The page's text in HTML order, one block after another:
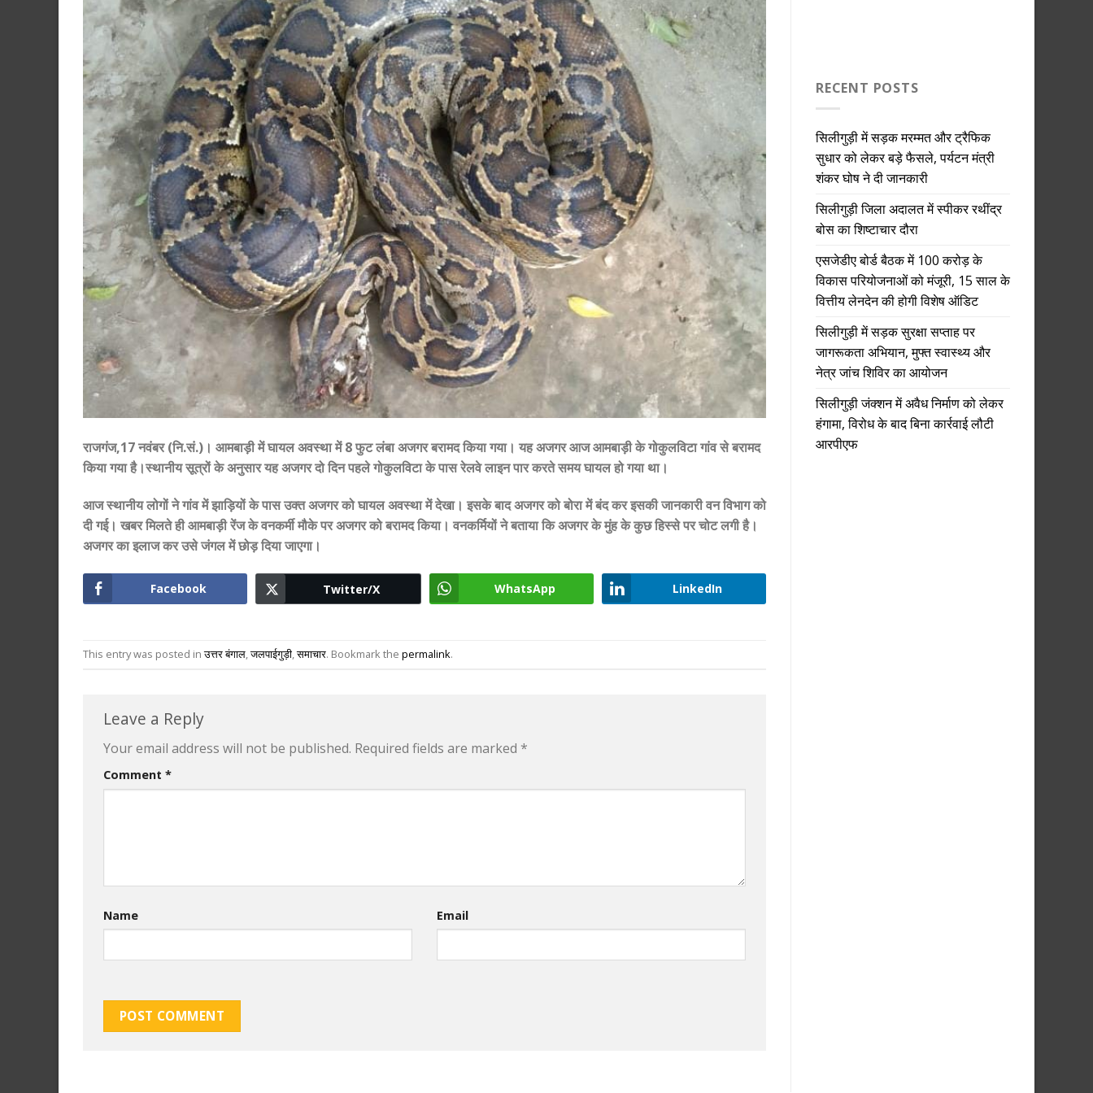
राजगंज,17 नवंबर (नि.सं.)। आमबाड़ी में घायल अवस्था में 8 फुट लंबा अजगर बरामद किया गया। यह अजगर आज आमबाड़ी के गोकुलविटा गांव से बरामद
किया गया है।स्थानीय सूत्रों के अनुसार यह अजगर दो दिन पहले गोकुलविटा के पास रेलवे लाइन पार करते समय घायल हो गया था।
आज स्थानीय लोगों ने गांव में झाड़ियों के पास उक्त अजगर को घायल अवस्था में देखा। इसके बाद अजगर को बोरा में बंद कर इसकी जानकारी वन विभाग को
दी गई। खबर मिलते ही आमबाड़ी रेंज के वनकर्मी मौके पर अजगर को बरामद किया। वनकर्मियों ने बताया कि अजगर के मुंह के कुछ हिस्से पर चोट लगी है।
अजगर का इलाज कर उसे जंगल में छोड़ दिया जाएगा।
Facebook Twitter/X WhatsApp LinkedIn
This entry was posted inउत्तर बंगाल,जलपाईगुड़ी,समाचार. Bookmark the permalink.
Leave a Reply
Your email address will not be published. Required fields are marked *
Comment *
Name Email
RECENT POSTS
सिलीगुड़ी में सड़क मरम्मत और ट्रैफिक
सुधार को लेकर बड़े फैसले, पर्यटन मंत्री
शंकर घोष ने दी जानकारी
सिलीगुड़ी जिला अदालत में स्पीकर रथींद्र
बोस का शिष्टाचार दौरा
एसजेडीए बोर्ड बैठक में 100 करोड़ के
विकास परियोजनाओं को मंजूरी, 15 साल के
वित्तीय लेनदेन की होगी विशेष ऑडिट
सिलीगुड़ी में सड़क सुरक्षा सप्ताह पर
जागरूकता अभियान, मुफ्त स्वास्थ्य और
नेत्र जांच शिविर का आयोजन
सिलीगुड़ी जंक्शन में अवैध निर्माण को लेकर
हंगामा, विरोध के बाद बिना कार्रवाई लौटी
आरपीएफ